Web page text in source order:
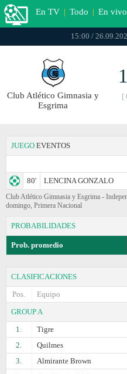
En TV | Todo | En vivo
15:00 /
Club Atlético Gimnasia y
Esgrima
[
JUEGO EVENTOS
80'
LENCINA GONZALO
Club Atlético Gimnasia y Esgrima -
domingo, Primera Nacional
PROBABILIDADES
Prob. promedio
CLASIFICACIONES
Pos.
Equipo
GROUP A
1.
Tigre
2.
Quilmes
3.
Almirante Brown